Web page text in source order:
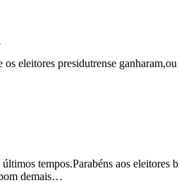
eleitores presidutrense
tempos.Parabéns aos eleitores
demais…